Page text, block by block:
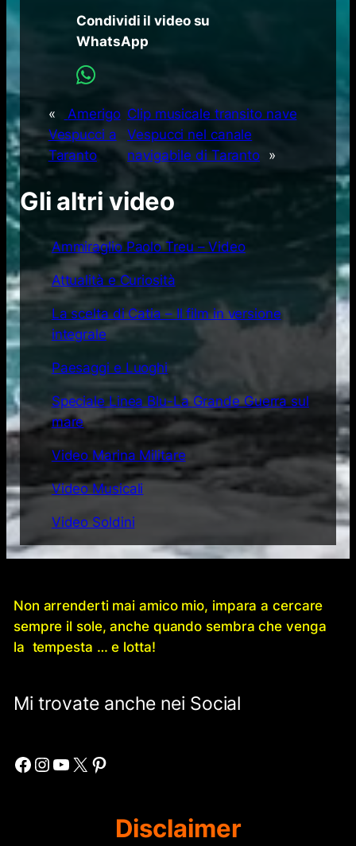
Condividi il video su
WhatsApp
«
Amerigo
Vespucci a
Taranto
Clip musicale transito nave
Vespucci nel canale
navigabile di Taranto »
Gli altri video
Ammiraglio Paolo Treu – Video
Attualità e Curiosità
La scelta di Catia – Il film in versione
integrale
Paesaggi e Luoghi
Speciale Linea Blu-La Grande Guerra sul
mare
Video Marina Militare
Video Musicali
Video Soldini
Non arrenderti mai amico mio, impara a cercare
sempre il sole, anche quando sembra che venga
la tempesta … e lotta!
Mi trovate anche nei Social
Facebook Instagram YouTube X Pinterest
Disclaimer